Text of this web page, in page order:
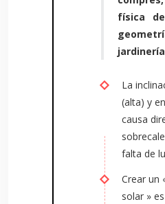
física
La
(alta) y
causa
falta de
Crear un
solar »